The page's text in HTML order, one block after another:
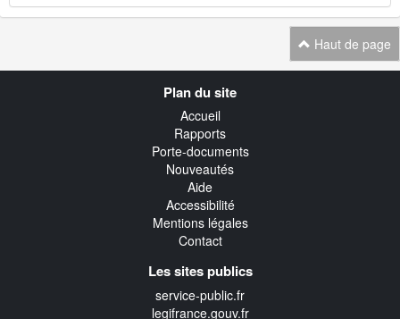
Haut de page
Plan du site
Accueil
Rapports
Porte-documents
Nouveautés
Aide
Accessibilité
Mentions légales
Contact
Les sites publics
service-public.fr
legifrance.gouv.fr